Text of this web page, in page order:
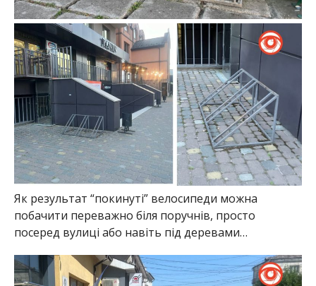
Як результат “покинуті” велосипеди можна
побачити переважно біля поручнів, просто
посеред вулиці або навіть під деревами…